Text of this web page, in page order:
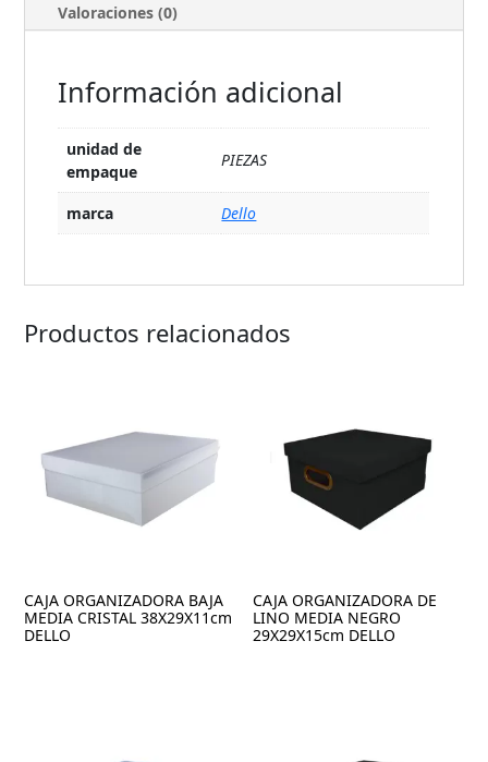
Valoraciones (0)
Información adicional
unidad de
empaque
PIEZAS
marca Dello
Productos relacionados
CAJA ORGANIZADORA BAJA
MEDIA CRISTAL 38X29X11cm
DELLO
CAJA ORGANIZADORA DE
LINO MEDIA NEGRO
29X29X15cm DELLO